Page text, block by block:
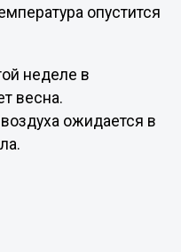
опустится
неделе в
весна.
ожидается в